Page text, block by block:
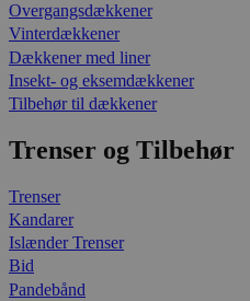
Overgangsdækkener
Vinterdækkener
Dækkener med liner
Insekt- og eksemdækkener
Tilbehør til dækkener
Trenser og Tilbehør
Trenser
Kandarer
Islænder Trenser
Bid
Pandebånd